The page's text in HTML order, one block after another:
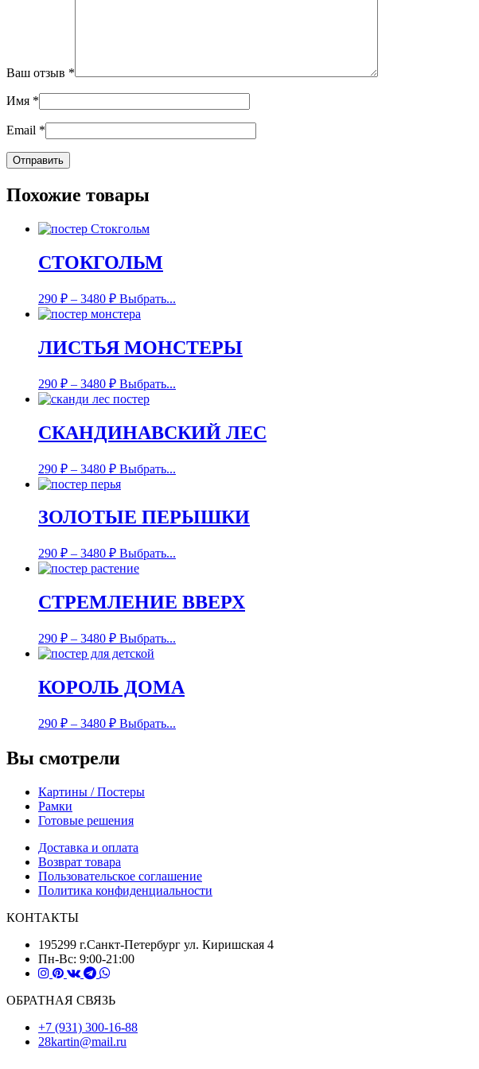
Ваш отзыв *
Имя *
Email *
Похожие товары
СТОКГОЛЬМ
290 ₽ – 3480 ₽ Выбрать...
ЛИСТЬЯ МОНСТЕРЫ
290 ₽ – 3480 ₽ Выбрать...
СКАНДИНАВСКИЙ ЛЕС
290 ₽ – 3480 ₽ Выбрать...
ЗОЛОТЫЕ ПЕРЫШКИ
290 ₽ – 3480 ₽ Выбрать...
СТРЕМЛЕНИЕ ВВЕРХ
290 ₽ – 3480 ₽ Выбрать...
КОРОЛЬ ДОМА
290 ₽ – 3480 ₽ Выбрать...
Вы смотрели
Картины / Постеры
Рамки
Готовые решения
Доставка и оплата
Возврат товара
Пользовательское соглашение
Политика конфиденциальности
КОНТАКТЫ
195299 г.Санкт-Петербург ул. Киришская 4
Пн-Вс: 9:00-21:00
ОБРАТНАЯ СВЯЗЬ
+7 (931) 300-16-88
28kartin@mail.ru